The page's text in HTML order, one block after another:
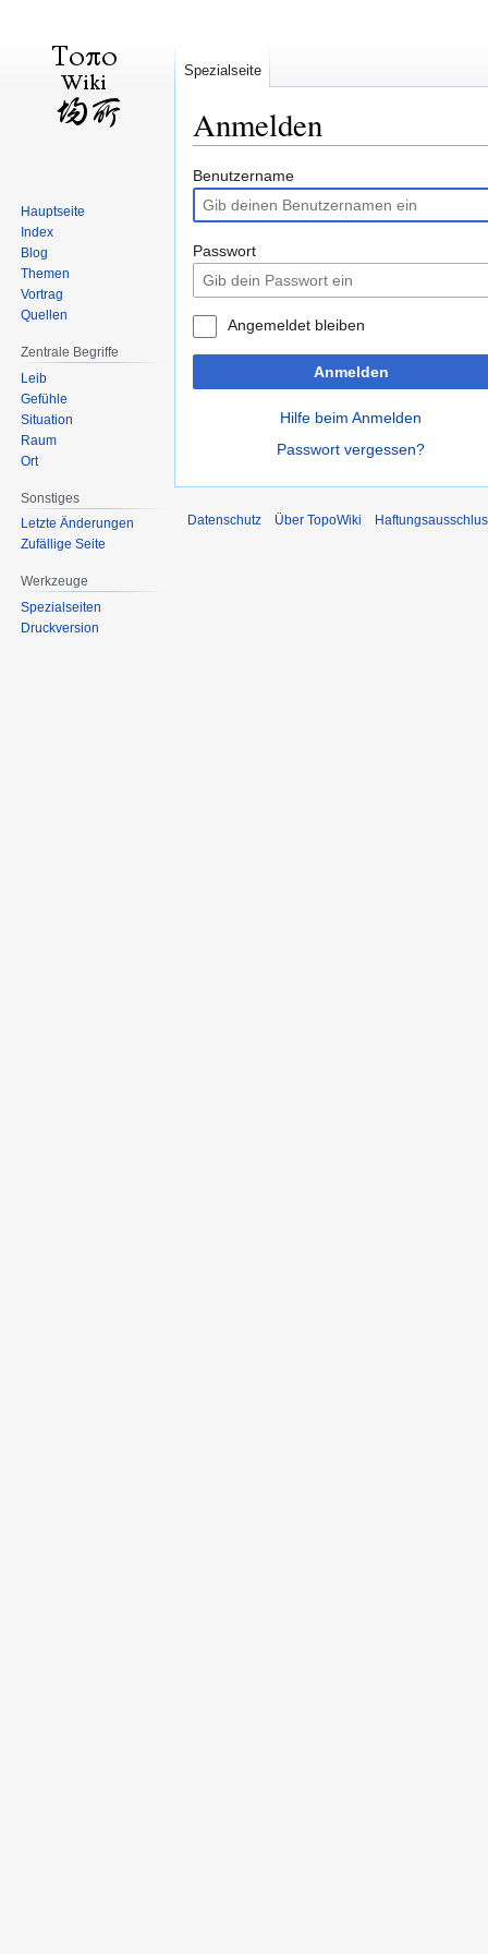
Anmelden
Zur
Navigation
springen
Zur
Suche
springen
Benutzername
Passwort
Angemeldet bleiben
Anmelden
Hilfe beim Anmelden
Passwort vergessen?
Spezialseite
Hauptseite
Index
Blog
Themen
Vortrag
Quellen
Zentrale Begriffe
Leib
Gefühle
Situation
Raum
Ort
Sonstiges
Letzte Änderungen
Zufällige Seite
Werkzeuge
Spezialseiten
Druckversion
Datenschutz Über TopoWiki